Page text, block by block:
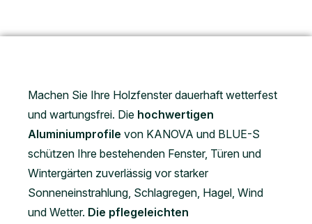
Machen Sie Ihre Holzfenster dauerhaft wetterfest
und wartungsfrei. Die hochwertigen
Aluminiumprofile von KANOVA und BLUE-S
schützen Ihre bestehenden Fenster, Türen und
Wintergärten zuverlässig vor starker
Sonneneinstrahlung, Schlagregen, Hagel, Wind
und Wetter. Die pflegeleichten